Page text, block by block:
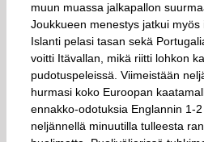
muun muassa jalkapallon
Joukkueen menestys jatkui myös
Islanti pelasi tasan sekä
voitti Itävallan, mikä riitti lohkon
pudotuspeleissä. Viimeistään
hurmasi koko Euroopan
ennakko-odotuksia Englannin 1-2
neljännellä minuutilla tulleesta